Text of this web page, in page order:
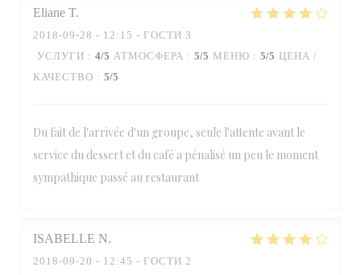
Eliane T
2018-09-28 - 12:15 - ГОСТИ 3
УСЛУГИ : 4/5 АТМОСФЕРА : 5/5 МЕНЮ : 5/5 ЦЕНА /
КАЧЕСТВО : 5/5
Du fait de l'arrivée d'un groupe, seule l'attente avant le
service du dessert et du café a pénalisé un peu le moment
sympathique passé au restaurant
ISABELLE N
2018-09-20 - 12:45 - ГОСТИ 2